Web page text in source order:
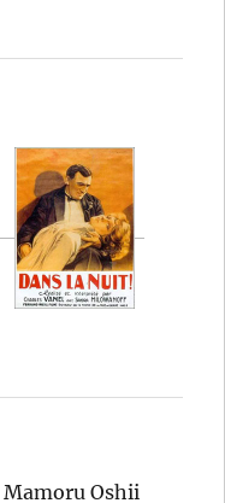
Mamoru Oshii